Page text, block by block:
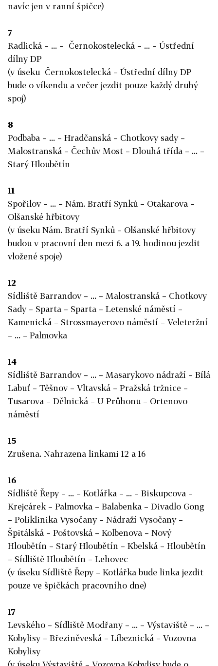
navíc jen v ranní špičce)
7
Radlická – ... – Černokostelecká – ... – Ústřední
dílny DP
(v úseku Černokostelecká – Ústřední dílny DP
bude o víkendu a večer jezdit pouze každý druhý
spoj)
8
Podbaba – ... – Hradčanská – Chotkovy sady –
Malostranská – Čechův Most – Dlouhá třída – ... –
Starý Hloubětín
11
Spořilov – ... – Nám. Bratří Synků – Otakarova –
Olšanské hřbitovy
(v úseku Nám. Bratří Synků – Olšanské hřbitovy
budou v pracovní den mezi 6. a 19. hodinou jezdit
vložené spoje)
12
Sídliště Barrandov – ... – Malostranská – Chotkovy
Sady – Sparta – Sparta – Letenské náměstí –
Kamenická – Strossmayerovo náměstí – Veleteržní
– ... – Palmovka
14
Sídliště Barrandov – ... – Masarykovo nádraží – Bílá
Labuť – Těšnov – Vltavská – Pražská tržnice –
Tusarova – Dělnická – U Průhonu – Ortenovo
náměstí
15
Zrušena. Nahrazena linkami 12 a 16
16
Sídliště Řepy – ... – Kotlářka – ... – Biskupcova –
Krejcárek – Palmovka – Balabenka – Divadlo Gong
– Poliklinika Vysočany – Nádraží Vysočany –
Špitálská – Poštovská – Kolbenova – Nový
Hloubětín – Starý Hloubětín – Kbelská – Hloubětín
– Sídliště Hloubětín – Lehovec
(v úseku Sídliště Řepy – Kotlářka bude linka jezdit
pouze ve špičkách pracovního dne)
17
Levského – Sídliště Modřany – ... – Výstaviště – ... –
Kobylisy – Březiněveská – Líbeznická – Vozovna
Kobylisy